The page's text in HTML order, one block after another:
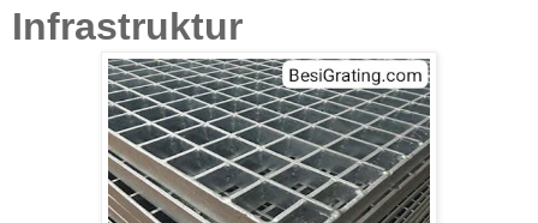
Infrastruktur